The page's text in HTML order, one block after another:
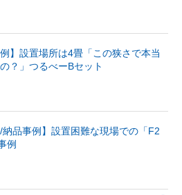
例】設置場所は4畳「この狭さで本当
？」つるべーBセット
/納品事例】設置困難な現場での「F2
例